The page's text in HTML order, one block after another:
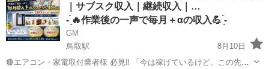
｜サブスク収入｜継続収入｜…
- ̗̀🔥作業後の一声で毎月＋αの収入💪 ̖́-
GM
鳥取駅
8月10日
🔴エアコン・家電取付業者様 必見‼️ 「今は稼げているけど、この先も